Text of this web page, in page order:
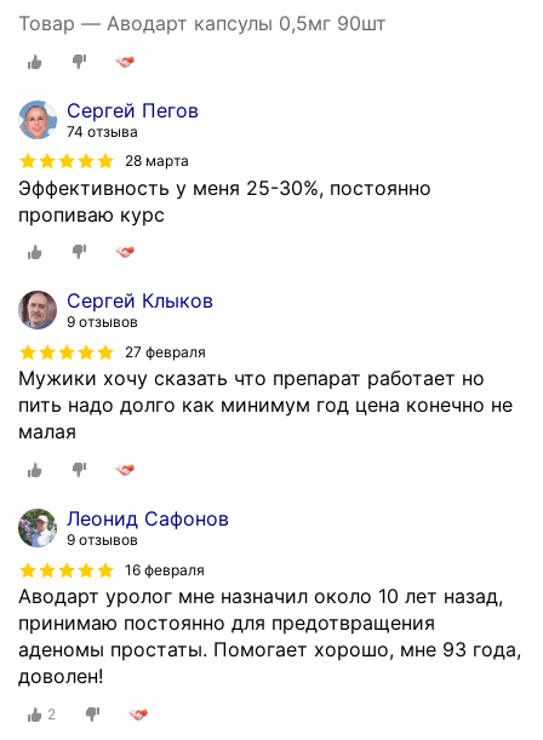
Товар — Аводарт капсулы 0,5мг 90шт
Сергей Пегов
74 отзыва
28 марта
Эффективность у меня 25-30%, постоянно
пропиваю курс
Сергей Клыков
9 отзывов
27 февраля
Мужики хочу сказать что препарат работает но
пить надо долго как минимум год цена конечно не
малая
Леонид Сафонов
9 отзывов
16 февраля
Аводарт уролог мне назначил около 10 лет назад,
принимаю постоянно для предотвращения
аденомы простаты. Помогает хорошо, мне 93 года,
доволен!
2